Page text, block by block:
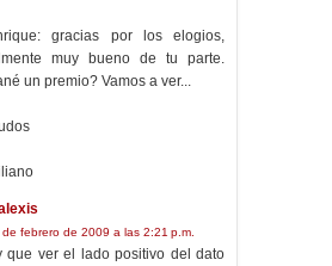
gracias por los elogios,
muy bueno de tu parte.
un premio? Vamos a ver...
de febrero de 2009 a las 2:21 p.m.
que ver el lado positivo del dato